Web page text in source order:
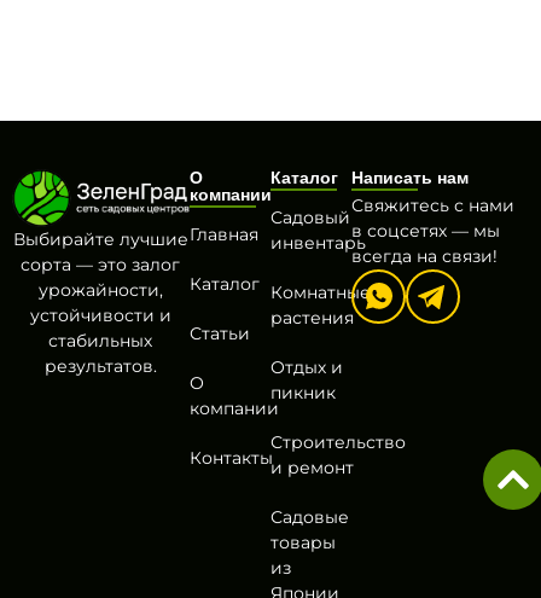
Выбирайте лучшие
сорта — это залог
урожайности,
устойчивости и
стабильных
результатов.
О
компании
Главная
Каталог
Статьи
О
компании
Контакты
Каталог
Садовый
инвентарь
Комнатные
растения
Отдых и
пикник
Строительство
и ремонт
Садовые
товары
из
Японии
Написать нам
Свяжитесь с нами
в соцсетях — мы
всегда на связи!